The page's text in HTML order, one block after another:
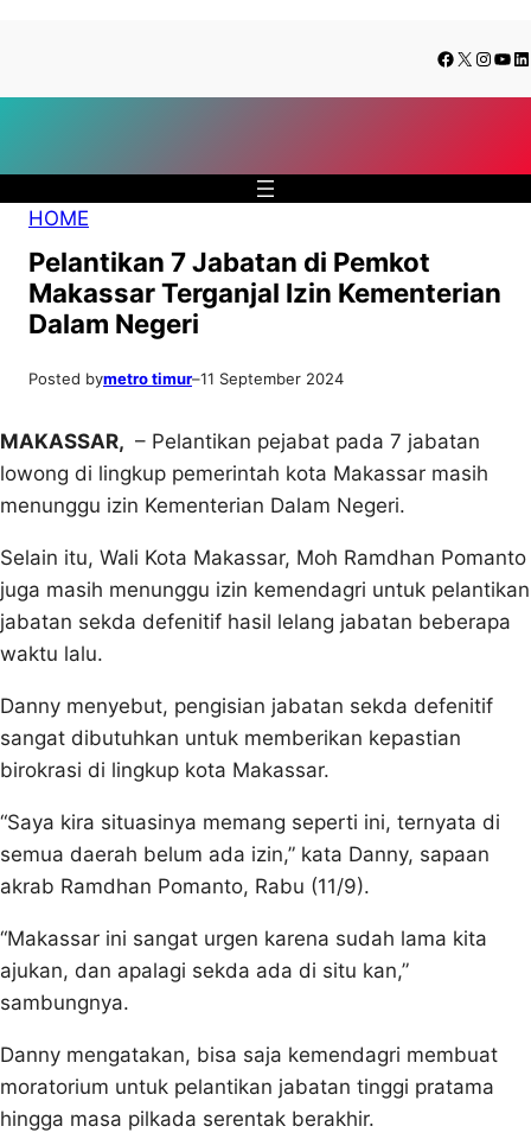
konten
content
Facebook
X
HOME
Pelantikan 7 Jabatan di Pemkot
Makassar Terganjal Izin Kementerian
Dalam Negeri
Posted bymetro timur–11 September 2024
MAKASSAR, – Pelantikan pejabat pada 7 jabatan
lowong di lingkup pemerintah kota Makassar masih
menunggu izin Kementerian Dalam Negeri.
Selain itu, Wali Kota Makassar, Moh Ramdhan Pomanto
juga masih menunggu izin kemendagri untuk pelantikan
jabatan sekda defenitif hasil lelang jabatan beberapa
waktu lalu.
Danny menyebut, pengisian jabatan sekda defenitif
sangat dibutuhkan untuk memberikan kepastian
birokrasi di lingkup kota Makassar.
“Saya kira situasinya memang seperti ini, ternyata di
semua daerah belum ada izin,” kata Danny, sapaan
akrab Ramdhan Pomanto, Rabu (11/9).
“Makassar ini sangat urgen karena sudah lama kita
ajukan, dan apalagi sekda ada di situ kan,”
sambungnya.
Danny mengatakan, bisa saja kemendagri membuat
moratorium untuk pelantikan jabatan tinggi pratama
hingga masa pilkada serentak berakhir.